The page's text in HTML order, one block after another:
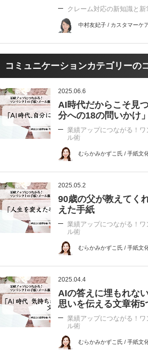
クレーム対応の新知識と新
中村友妃子 / カスタマーケ
コミュニケーションカテゴリーの
2025.06.6
AI時代だからこそ見
分への18の問いかけ」
業績アップにつながる！
ル術
むらかみかずこ氏 / 手紙文
2025.05.2
90歳の父が教えて
えた手紙
業績アップにつながる！
ル術
むらかみかずこ氏 / 手紙文
2025.04.4
AIの答えに埋もれな
思いを伝える文章術5
業績アップにつながる！
ル術
むらかみかずこ氏 / 手紙文